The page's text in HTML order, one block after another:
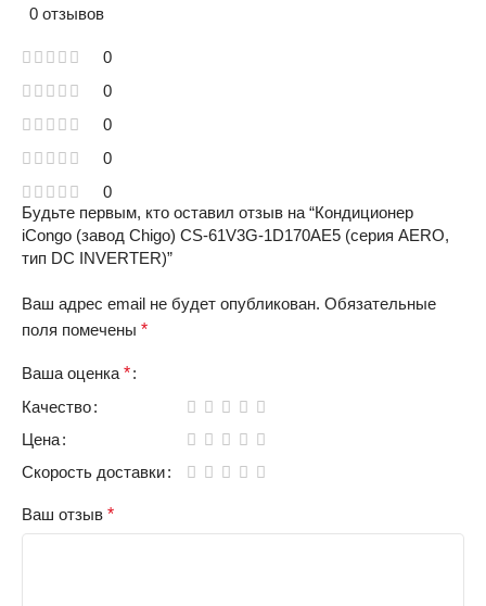
0 отзывов
0
0
0
0
0
Будьте первым, кто оставил отзыв на “Кондиционер
iCongo (завод Chigo) CS-61V3G-1D170AE5 (серия AERO,
тип DC INVERTER)”
Ваш адрес email не будет опубликован. Обязательные
поля помечены *
Ваша оценка *
Качество
Цена
Скорость доставки
Ваш отзыв *